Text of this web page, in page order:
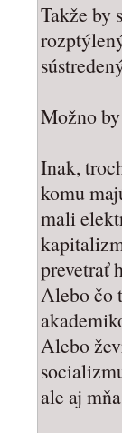
Takže by
Možno
Inak,
komu
mali
prevetrať
Alebo čo
Alebo
ale aj